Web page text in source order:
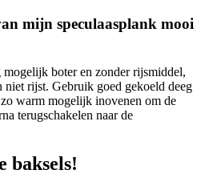
mijn speculaasplank mooi
boter en zonder rijsmiddel,
niet rijst. Gebruik goed gekoeld deeg
warm mogelijk inovenen om de
terugschakelen naar de
baksels!